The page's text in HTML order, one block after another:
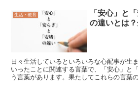
生活・教育
「安心」と
の違いとは
日々生活しているといろいろな心配事が生
いったことに関連する言葉で、「安心」と
う言葉があります。果たしてこれらの言葉